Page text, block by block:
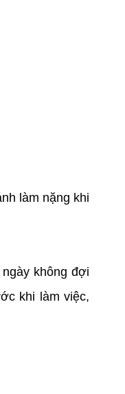
làm nặng khi
không đợi
khi làm việc,